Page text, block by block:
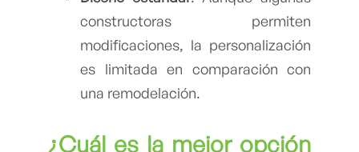
constructoras permiten
modificaciones, la personalización
es limitada en comparación con
una remodelación.
¿Cuál es la mejor opción